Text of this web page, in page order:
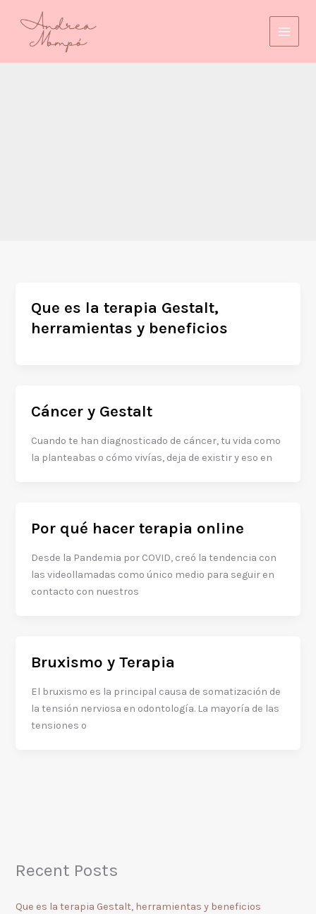
contenido
Que es la terapia Gestalt,
herramientas y beneficios
Cáncer y Gestalt
Cuando te han diagnosticado de cáncer, tu vida como
la planteabas o cómo vivías, deja de existir y eso en
Por qué hacer terapia online
Desde la Pandemia por COVID, creó la tendencia con
las videollamadas como único medio para seguir en
contacto con nuestros
Bruxismo y Terapia
El bruxismo es la principal causa de somatización de
la tensión nerviosa en odontología. La mayoría de las
tensiones o
Recent Posts
Que es la terapia Gestalt, herramientas y beneficios